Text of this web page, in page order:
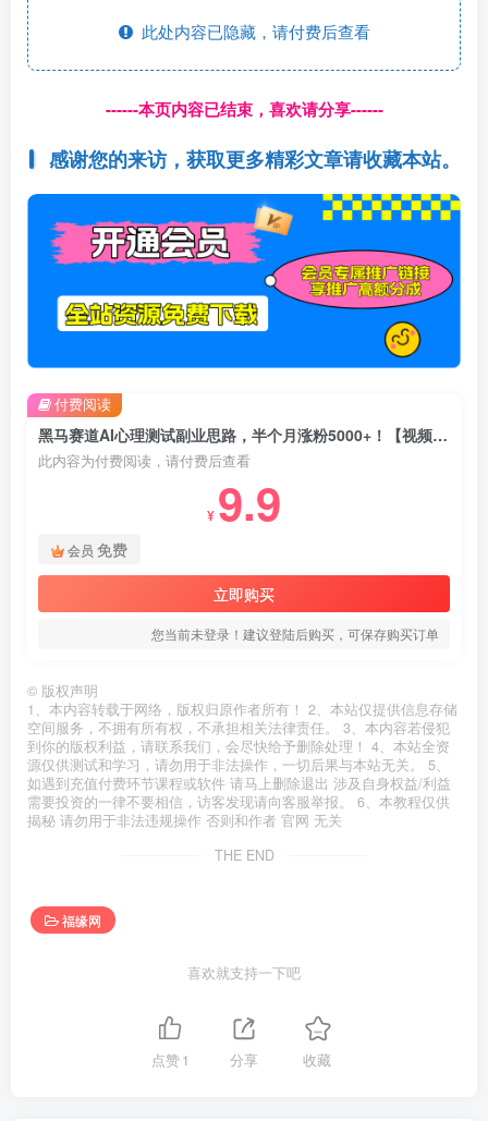
此处内容已隐藏，请付费后查看
------本页内容已结束，喜欢请分享------
感谢您的来访，获取更多精彩文章请收藏本站。
黑马赛道AI心理测试副业思路，半个月涨粉5000+！【视频教程+软件】
此内容为付费阅读，请付费后查看
¥ 9.9
会员 免费
立即购买
您当前未登录！建议登陆后购买，可保存购买订单
付费阅读
© 版权声明
1、本内容转载于网络，版权归原作者所有！ 2、本站仅提供信息存储
空间服务，不拥有所有权，不承担相关法律责任。 3、本内容若侵犯
到你的版权利益，请联系我们，会尽快给予删除处理！ 4、本站全资
源仅供测试和学习，请勿用于非法操作，一切后果与本站无关。 5、
如遇到充值付费环节课程或软件 请马上删除退出 涉及自身权益/利益
需要投资的一律不要相信，访客发现请向客服举报。 6、本教程仅供
揭秘 请勿用于非法违规操作 否则和作者 官网 无关
THE END
福缘网
喜欢就支持一下吧
点赞1 分享 收藏